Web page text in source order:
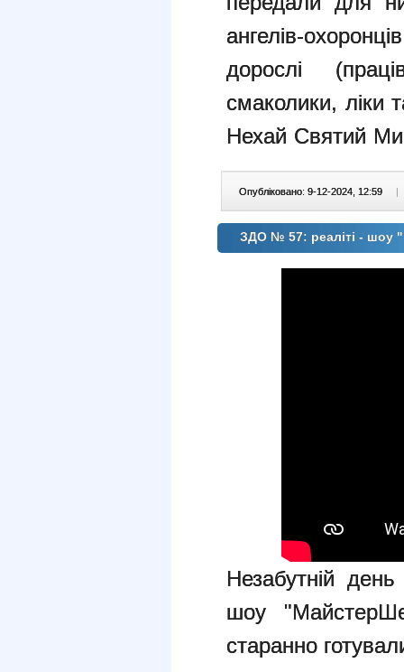
ангелів-
дорослі
смаколики, ліки
Нехай Святий
Опубліковано: 9-12-2024, 12:59 |
ЗДО № 57: реаліті - шоу
Незабутній
шоу
старанно